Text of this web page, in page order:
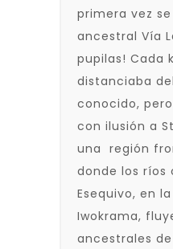
primera vez
ancestral Vía
pupilas! Cada
distanciaba
conocido,
con ilusión a
una región
donde los ríos
Esequivo, en
Iwokrama,
ancestrales